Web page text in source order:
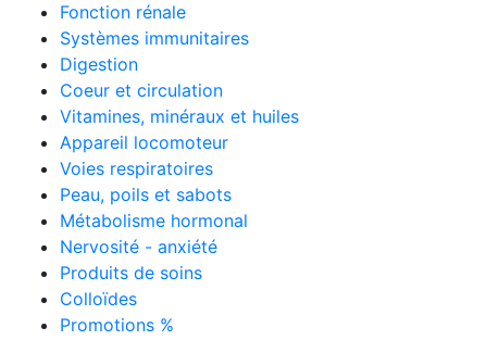
Fonction rénale
Systèmes immunitaires
Digestion
Coeur et circulation
Vitamines, minéraux et huiles
Appareil locomoteur
Voies respiratoires
Peau, poils et sabots
Métabolisme hormonal
Nervosité - anxiété
Produits de soins
Colloïdes
Promotions %